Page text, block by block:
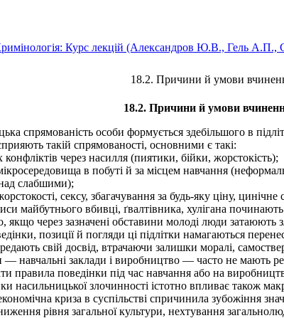
Курс лекцій (Александров Ю.В., Гель А.П.,
18.2. Причини й умови
18.2. Причини й умови
спрямованість особи формується здебільшого в
такій спрямованості, основними є такі:
через насилля (пиятики, бійки, жорстокість);
в побуті й за місцем навчання
слабшими);
сексу, збагачування за будь-яку ціну, цинічне
майбутнього вбивці, ґвалтівника, хулігана
через зазначені обставини молоді люди
позиції й погляди ці підлітки намагаються
свій досвід, втрачаючи залишки моралі,
навчальні заклади і виробництво — часто не мають
правила поведінки під час навчання або на
насильницької злочинності істотно впливає також
криза в суспільстві спричинила зубожіння
рівня загальної культури, нехтування